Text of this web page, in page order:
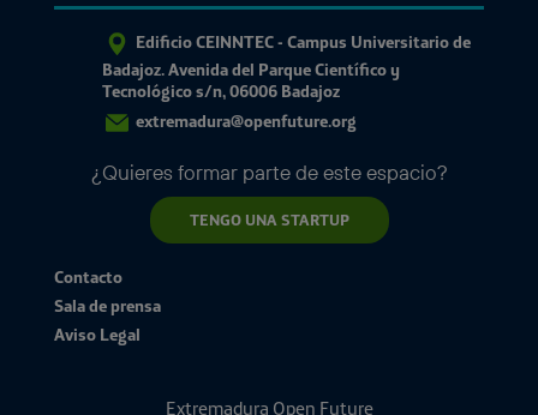
Edificio CEINNTEC - Campus Universitario de
Badajoz. Avenida del Parque Científico y
Tecnológico s/n, 06006 Badajoz
extremadura@openfuture.org
¿Quieres formar parte de este espacio?
TENGO UNA STARTUP
Contacto
Sala de prensa
Aviso Legal
Extremadura Open Future